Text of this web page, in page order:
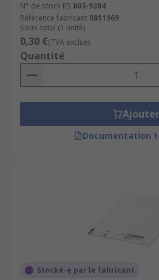
N° de stock RS 803-9384
Référence fabricant 0811969
Sous-total (1 unité)
0,30 €(TVA exclue)
Quantité
Ajouter
Documentation
Stocké-e par le fabricant